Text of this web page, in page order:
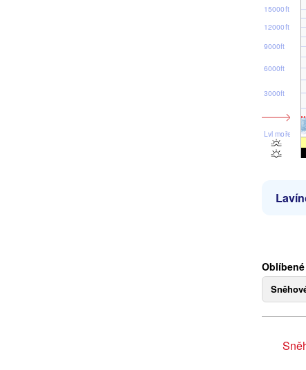
Lvl moře
3000ft
6000ft
9000ft
12000ft
15000ft